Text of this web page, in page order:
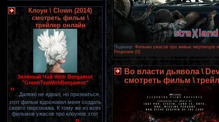
Клоун \ Clown (2014)
смотреть фильм \
трейлер онлайн
Зелёный Чай With Bergamot
"GreenTeaWithBergamot"
" ...Далеко не идеал, но признаться,
этот фильм вдохновил меня создать
своего персонажа. К тому же из всех
фильмов ужасов про клоунов этот
Поджанр: Фильмы ужасов про живых мертвецов
Рецензии (0)
Во власти дьявола \
смотреть фильм \